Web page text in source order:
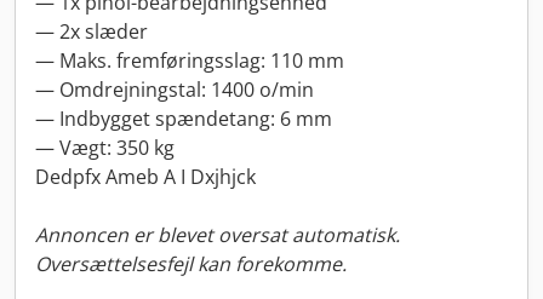
— 2x slæder
— Maks. fremføringsslag: 110 mm
— Omdrejningstal: 1400 o/min
— Indbygget spændetang: 6 mm
— Vægt: 350 kg
Dedpfx Ameb A I Dxjhjck
Annoncen er blevet oversat automatisk.
Oversættelsesfejl kan forekomme.